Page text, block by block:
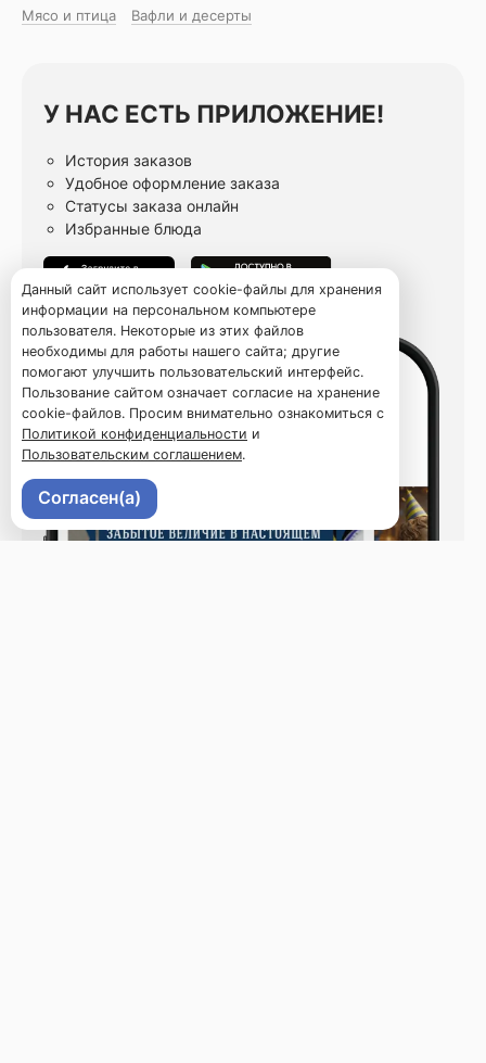
Мясо и птица
Вафли и десерты
У НАС ЕСТЬ ПРИЛОЖЕНИЕ!
История заказов
Удобное оформление заказа
Статусы заказа онлайн
Избранные блюда
Данный сайт использует cookie-файлы для хранения
информации на персональном компьютере
пользователя. Некоторые из этих файлов
необходимы для работы нашего сайта; другие
помогают улучшить пользовательский интерфейс.
Пользование сайтом означает согласие на хранение
cookie-файлов. Просим внимательно ознакомиться с
Политикой конфиденциальности и
Пользовательским соглашением.
Согласен(а)